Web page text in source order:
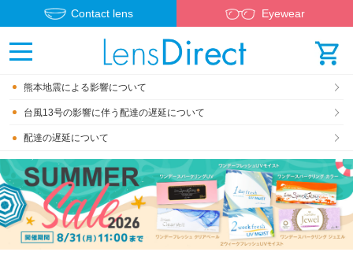
Contact lens Eyewear
熊本地震による影響について
台風13号の影響に伴う配達の遅延について
配達の遅延について